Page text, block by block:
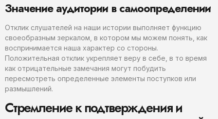
Значение аудитории в самоопределении
Отклик слушателей на наши истории выполняет функцию
своеобразным зеркалом, в котором мы можем понять, как
воспринимается наша характер со стороны.
Положительная отклик укрепляет веру в себе, в то время
как отрицательные замечания могут побудить
пересмотреть определенные элементы поступков или
размышлений.
Стремление к подтверждения и